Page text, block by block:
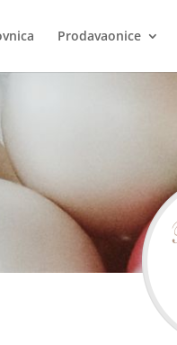
Prodavaonice